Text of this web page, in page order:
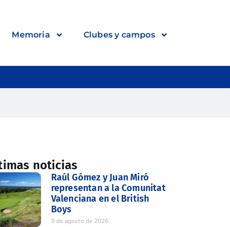
Memoria Clubes y campos
noticias
Raúl Gómez y Juan Miró
representan a la Comunitat
Valenciana en el British
Boys
9 de agosto de 2026